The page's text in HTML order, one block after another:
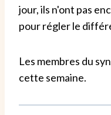
jour, ils n'ont pas
pour régler le
Les membres du
cette semaine.